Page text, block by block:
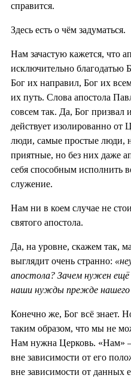
справится.
Здесь есть о чём задуматься.
Нам зачастую кажется, что
исключительно благодатью
Бог их направил, Бог их
их путь. Слова апостола
совсем так. Да, Бог призвал
действует изолированно
люди, самые простые люди,
приятные, но без них даже
себя способным исполнить
служение.
Нам ни в коем случае не
святого апостола.
Да, на уровне, скажем так,
выглядит очень странно:
апостола? Зачем нужен
наши нужды прежде нашего
Конечно же, Бог всё знает.
таким образом, что мы не
Нам нужна Церковь. «Нам»
вне зависимости от его
вне зависимости от данных